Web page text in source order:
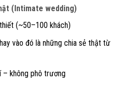
(Intimate wedding)
(~50–100 khách)
vào đó là những chia sẻ thật từ
– không phô trương